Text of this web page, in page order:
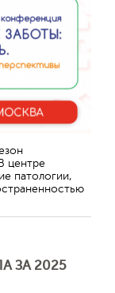
центре
патологии,
ЗА 2025